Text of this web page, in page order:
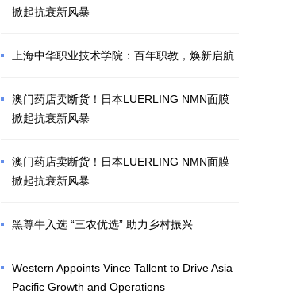
掀起抗衰新风暴
上海中华职业技术学院：百年职教，焕新启航
澳门药店卖断货！日本LUERLING NMN面膜
掀起抗衰新风暴
澳门药店卖断货！日本LUERLING NMN面膜
掀起抗衰新风暴
黑尊牛入选 “三农优选” 助力乡村振兴
Western Appoints Vince Tallent to Drive Asia
Pacific Growth and Operations